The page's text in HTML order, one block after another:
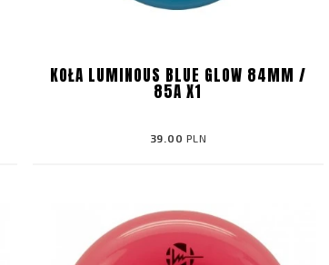
KOŁA LUMINOUS BLUE GLOW 84MM /
85A X1
39.00 PLN